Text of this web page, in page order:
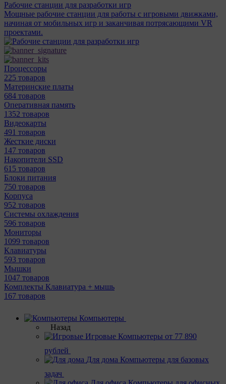
Рабочие станции для разработки игр
Мощные рабочие станции для работы с игровыми движками,
начиная от мобильных игр и заканчивая потрясающими VR
проектами.
Процессоры
225 товаров
Материнcкие платы
684 товаров
Оперативная память
1352 товаров
Видеокарты
491 товаров
Жесткие диски
147 товаров
Накопители SSD
615 товаров
Блоки питания
750 товаров
Корпуса
952 товаров
Системы охлаждения
596 товаров
Мониторы
1099 товаров
Клавиатуры
593 товаров
Мышки
1047 товаров
Комплекты Клавиатура + мышь
167 товаров
Компьютеры
Назад
Игровые Компьютеры от 77 890
рублей
Для дома Компьютеры для базовых
задач